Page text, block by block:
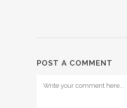
POST A COMMENT